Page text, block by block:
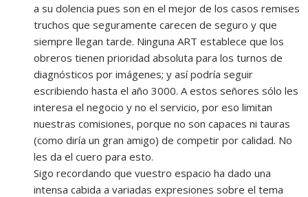
a su dolencia pues son en el mejor de los casos remises
truchos que seguramente carecen de seguro y que
siempre llegan tarde. Ninguna ART establece que los
obreros tienen prioridad absoluta para los turnos de
diagnósticos por imágenes; y así podría seguir
escribiendo hasta el año 3000. A estos señores sólo les
interesa el negocio y no el servicio, por eso limitan
nuestras comisiones, porque no son capaces ni tauras
(como diría un gran amigo) de competir por calidad. No
les da el cuero para esto.
Sigo recordando que vuestro espacio ha dado una
intensa cabida a variadas expresiones sobre el tema